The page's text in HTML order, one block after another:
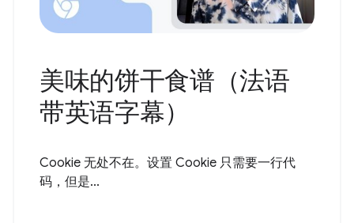
美味的饼干食谱（法语
带英语字幕）
Cookie 无处不在。设置 Cookie 只需要一行代
码，但是...